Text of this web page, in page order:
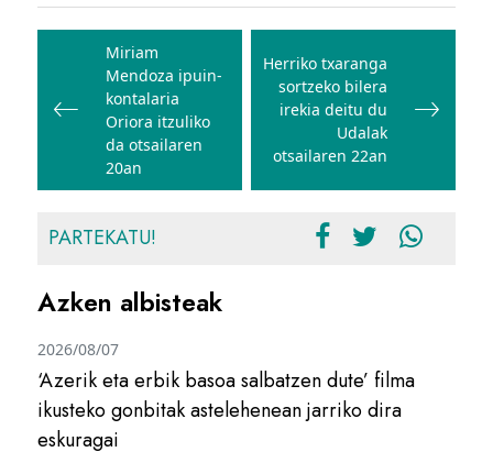
Bidalketetan
zehar
nabigatu
Miriam
Mendoza ipuin-
kontalaria
Oriora itzuliko
da otsailaren
20an
Herriko txaranga
sortzeko bilera
irekia deitu du
Udalak
otsailaren 22an
PARTEKATU!
Azken albisteak
‘Azerik eta erbik basoa salbatzen dute’ filma
ikusteko gonbitak astelehenean jarriko dira
eskuragai
2026/08/07